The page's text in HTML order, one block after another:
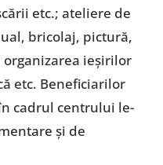
etc.; ateliere de
bricolaj, pictură,
organizarea ieșirilor
etc. Beneficiarilor
cadrul centrului le-
și de